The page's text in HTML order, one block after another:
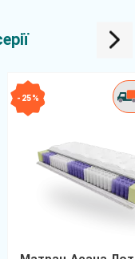
- 25 %